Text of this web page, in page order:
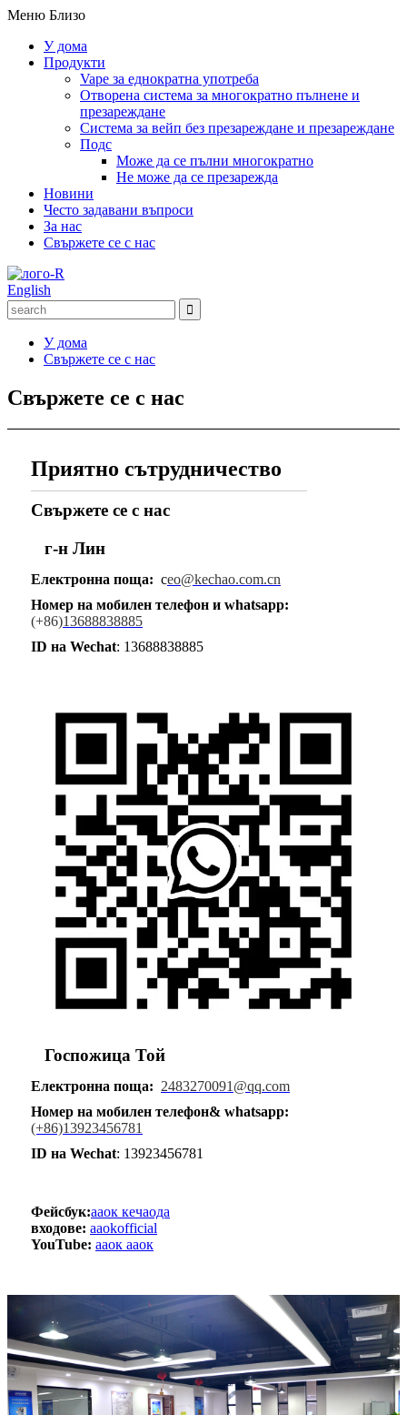
Меню Близо
У дома
Продукти
Vape за еднократна употреба
Отворена система за многократно пълнене и
презареждане
Система за вейп без презареждане и презареждане
Подс
Може да се пълни многократно
Не може да се презарежда
Новини
Често задавани въпроси
За нас
Свържете се с нас
English
У дома
Свържете се с нас
Свържете се с нас
Приятно сътрудничество
Свържете се с нас
г-н Лин
Електронна поща: ceo@kechao.com.cn
Номер на мобилен телефон и whatsapp:
(+86)13688838885
ID на Wechat: 13688838885
Госпожица Той
Електронна поща: 2483270091@qq.com
Номер на мобилен телефон& whatsapp:
(+86)13923456781
ID на Wechat: 13923456781
Фейсбук:ааок кечаода
входове: aaokofficial
YouTube: ааок ааок